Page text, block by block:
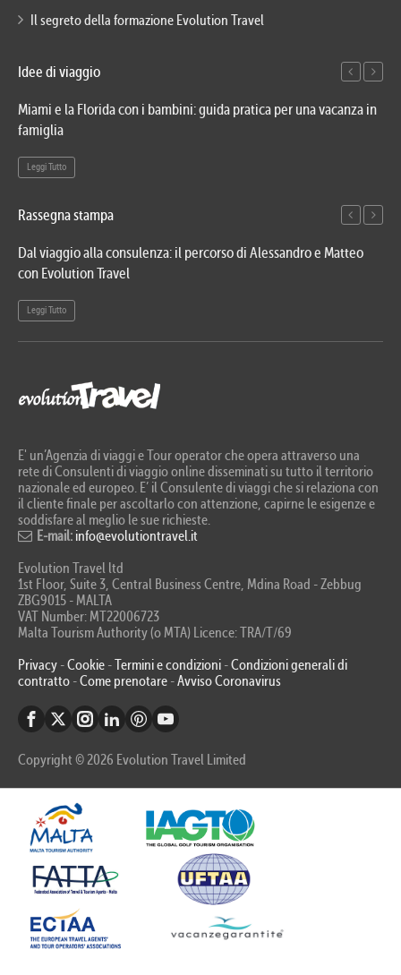
Il segreto della formazione Evolution Travel
Idee di viaggio
Miami e la Florida con i bambini: guida pratica per una vacanza in
famiglia
Leggi Tutto
Rassegna stampa
Dal viaggio alla consulenza: il percorso di Alessandro e Matteo
con Evolution Travel
Leggi Tutto
E' un’Agenzia di viaggi e Tour operator che opera attraverso una
rete di Consulenti di viaggio online disseminati su tutto il territorio
nazionale ed europeo. E’ il Consulente di viaggi che si relaziona con
il cliente finale per ascoltarlo con attenzione, capirne le esigenze e
soddisfare al meglio le sue richieste.
E-mail: info@evolutiontravel.it
Evolution Travel ltd
1st Floor, Suite 3, Central Business Centre, Mdina Road - Zebbug
ZBG9015 - MALTA
VAT Number: MT22006723
Malta Tourism Authority (o MTA) Licence: TRA/T/69
Privacy -Cookie -Termini e condizioni -Condizioni generali di
contratto -Come prenotare -Avviso Coronavirus
Copyright © 2026 Evolution Travel Limited